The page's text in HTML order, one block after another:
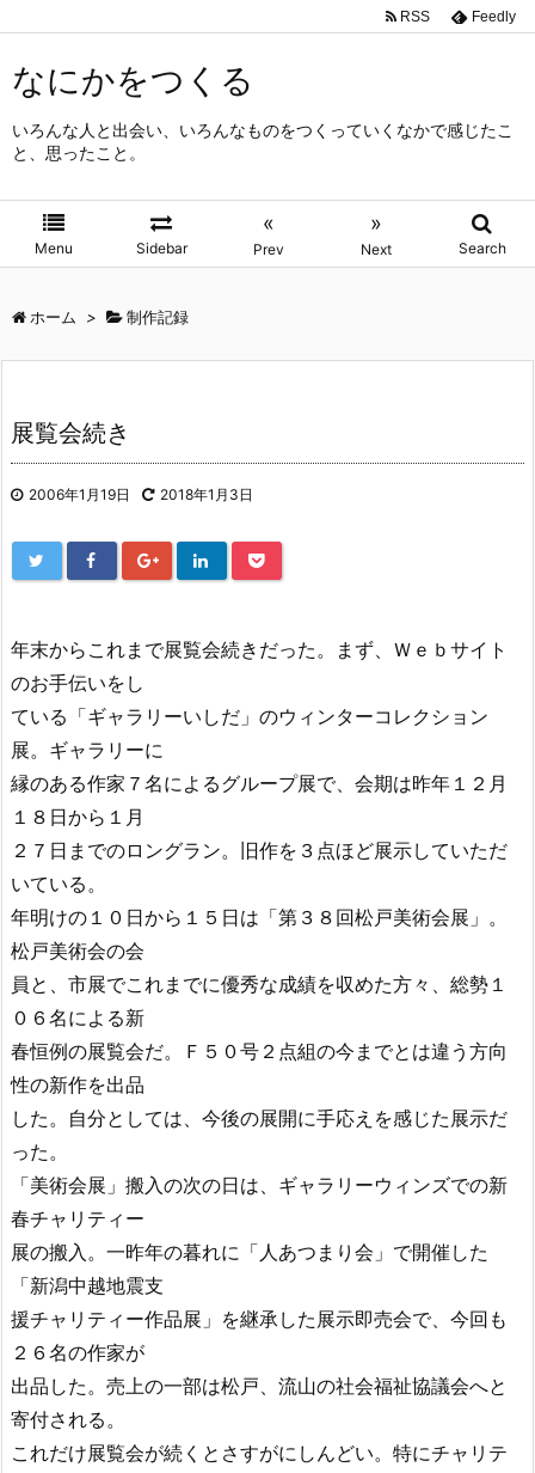
なにかをつくる
いろんな人と出会い、いろんなものをつくっていくなかで感じたこ
と、思ったこと。
Menu Sidebar
«
Prev
»
Next Search
RSS Feedly
ホーム > 制作記録
展覧会続き
2006年1月19日 2018年1月3日
年末からこれまで展覧会続きだった。まず、Ｗｅｂサイト
のお手伝いをし
ている「ギャラリーいしだ」のウィンターコレクション
展。ギャラリーに
縁のある作家７名によるグループ展で、会期は昨年１２月
１８日から１月
２７日までのロングラン。旧作を３点ほど展示していただ
いている。
年明けの１０日から１５日は「第３８回松戸美術会展」。
松戸美術会の会
員と、市展でこれまでに優秀な成績を収めた方々、総勢１
０６名による新
春恒例の展覧会だ。Ｆ５０号２点組の今までとは違う方向
性の新作を出品
した。自分としては、今後の展開に手応えを感じた展示だ
った。
「美術会展」搬入の次の日は、ギャラリーウィンズでの新
春チャリティー
展の搬入。一昨年の暮れに「人あつまり会」で開催した
「新潟中越地震支
援チャリティー作品展」を継承した展示即売会で、今回も
２６名の作家が
出品した。売上の一部は松戸、流山の社会福祉協議会へと
寄付される。
これだけ展覧会が続くとさすがにしんどい。特にチャリテ